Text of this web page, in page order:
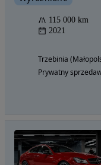
115 000 km
2021
Trzebinia
Prywatny